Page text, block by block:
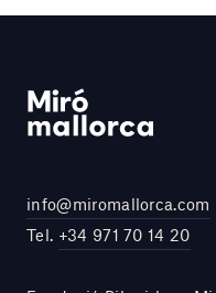
info@miromallorca.com
Tel. +34 971 70 14 20